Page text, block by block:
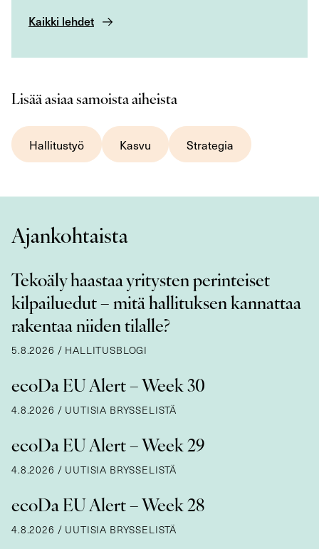
Kaikki lehdet
Lisää asiaa samoista aiheista
Hallitustyö Kasvu Strategia
Ajankohtaista
Tekoäly haastaa yritysten perinteiset
kilpailuedut – mitä hallituksen kannattaa
rakentaa niiden tilalle?
5.8.2026 / HALLITUSBLOGI
ecoDa EU Alert – Week 30
4.8.2026 / UUTISIA BRYSSELISTÄ
ecoDa EU Alert – Week 29
4.8.2026 / UUTISIA BRYSSELISTÄ
ecoDa EU Alert – Week 28
4.8.2026 / UUTISIA BRYSSELISTÄ